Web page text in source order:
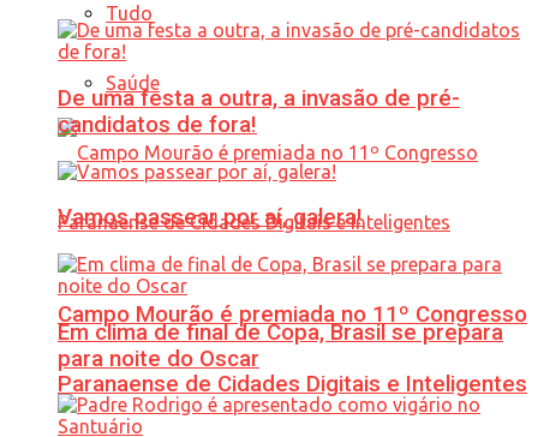
Tudo
Saúde
Campo Mourão é premiada no 11º Congresso
Paranaense de Cidades Digitais e Inteligentes
De uma festa a outra, a invasão de pré-
candidatos de fora!
Vamos passear por aí, galera!
Em clima de final de Copa, Brasil se prepara
para noite do Oscar